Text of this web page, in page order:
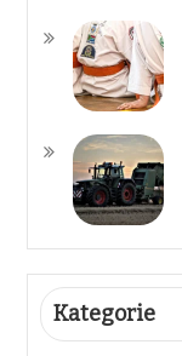
Kategorie